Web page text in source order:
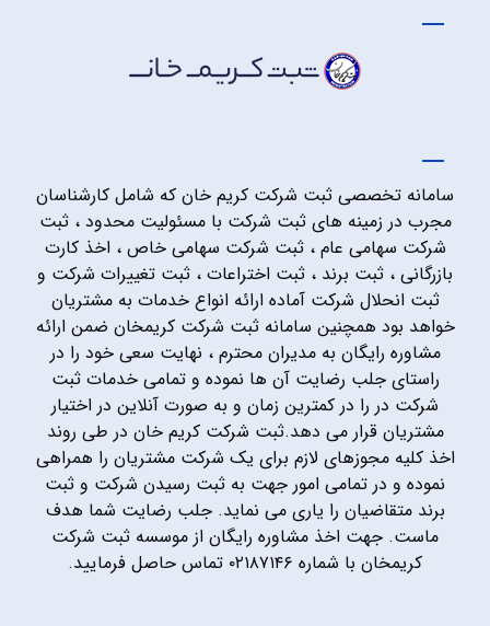
سامانه تخصصی ثبت شرکت کریم خان که شامل کارشناسان
مجرب در زمینه های ثبت شرکت با مسئولیت محدود ، ثبت
شرکت سهامی عام ، ثبت شرکت سهامی خاص ، اخذ کارت
بازرگانی ، ثبت برند ، ثبت اختراعات ، ثبت تغییرات شرکت و
ثبت انحلال شرکت آماده ارائه انواع خدمات به مشتریان
خواهد بود همچنین سامانه ثبت شرکت کریمخان ضمن ارائه
مشاوره رایگان به مدیران محترم ، نهایت سعی خود را در
راستای جلب رضایت آن ها نموده و تمامی خدمات ثبت
شرکت در را در کمترین زمان و به صورت آنلاین در اختیار
مشتریان قرار می دهد.ثبت شرکت کریم خان در طی روند
اخذ کلیه مجوزهای لازم برای یک شرکت مشتریان را همراهی
نموده و در تمامی امور جهت به ثبت رسیدن شرکت و ثبت
برند متقاضیان را یاری می نماید. جلب رضایت شما هدف
ماست. جهت اخذ مشاوره رایگان از موسسه ثبت شرکت
کریمخان با شماره ۰۲۱۸۷۱۴۶ تماس حاصل فرمایید.